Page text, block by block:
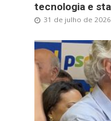
tecnologia e
31 de julho de